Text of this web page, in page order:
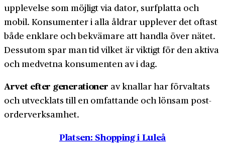
upplevelse som möjligt via dator, surf­platta och
mobil. Konsumenter i alla åldrar upplever det oftast
både enklare och bekvämare att handla över nätet.
Dessutom spar man tid vilket är viktigt för den aktiva
och medvetna konsumenten av i dag.
Arvet efter generationer av knallar har för­valtats
och utvecklats till en omfattande och lönsam post­
order­verksamhet.
Platsen: Shopping i Luleå